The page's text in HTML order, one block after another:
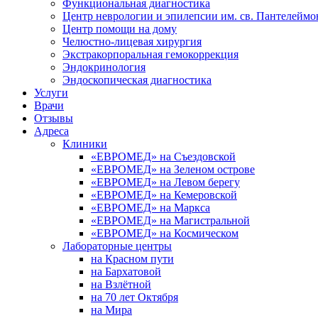
Функциональная диагностика
Центр неврологии и эпилепсии им. св.
Центр помощи на дому
Челюстно-лицевая хирургия
Экстракорпоральная гемокоррекция
Эндокринология
Эндоскопическая диагностика
Услуги
Врачи
Отзывы
Адреса
Клиники
«ЕВРОМЕД» на Съездовской
«ЕВРОМЕД» на Зеленом острове
«ЕВРОМЕД» на Левом берегу
«ЕВРОМЕД» на Кемеровской
«ЕВРОМЕД» на Маркса
«ЕВРОМЕД» на Магистральной
«ЕВРОМЕД» на Космическом
Лабораторные центры
на Красном пути
на Бархатовой
на Взлётной
на 70 лет Октября
на Мира